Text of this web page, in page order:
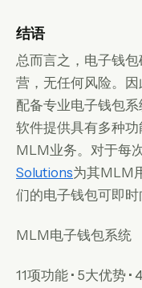
结语
总而言之，电子钱
营，无任何风险。
配备专业电子钱包系
软件提供具有多种
MLM业务。对于每
Solutions为其MLM
们的电子钱包可即时
MLM电子钱包系统
11项功能 • 5大优势 •